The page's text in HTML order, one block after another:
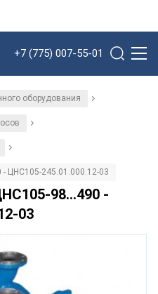
+7 (775) 007-55-01
оборудования /
/
/
- ЦНС105-245.01.000.12-03
98...490 -
03